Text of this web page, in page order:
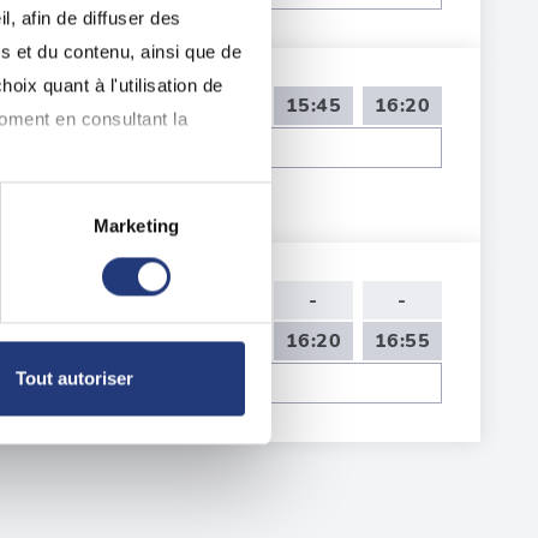
afin de diffuser des
et du contenu, ainsi que de
quant à l'utilisation de
en consultant la
mètres près
(empreintes
notre site avec nos
Marketing
Tout autoriser
14:35 15:45
16:20
09:35 - -
14:00 14:35 15:10 16:20
16:55
Voir toutes les dates de tests